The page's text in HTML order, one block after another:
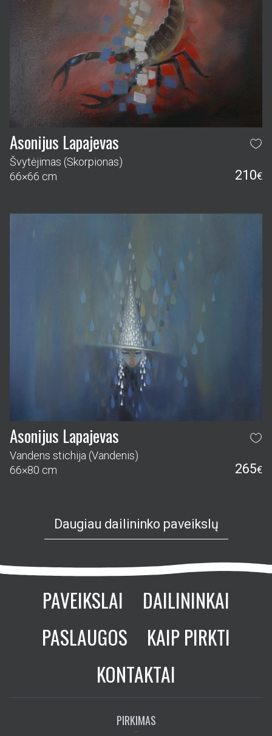
Asonijus Lapajevas
Švytėjimas (Skorpionas)
66×66 cm
210€
Asonijus Lapajevas
Vandens stichija (Vandenis)
66×80 cm
265€
Daugiau dailininko paveikslų
PAVEIKSLAI
DAILININKAI
PASLAUGOS
KAIP PIRKTI
KONTAKTAI
PIRKIMAS